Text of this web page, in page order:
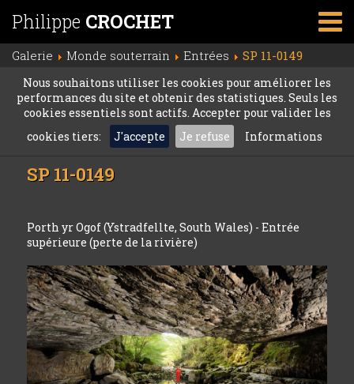
Philippe CROCHET
Galerie Monde souterrain Entrées SP 11-0149
Nous souhaitons utiliser les cookies pour améliorer les
performances du site et obtenir des statistiques. Seuls les
cookies essentiels sont actifs. Accepter pour valider les
cookies tiers:
J'accepte Je refuse Informations
SP 11-0149
Porth yr Ogof (Ystradfellte, South Wales) - Entrée
supérieure (perte de la rivière)